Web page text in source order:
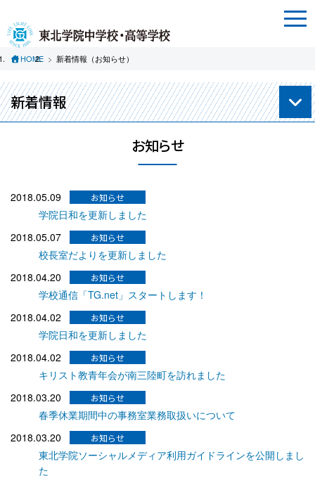
HOME 新着情報（お知らせ）
新着情報
お知らせ
2018.05.09
学院日和を更新しました
2018.05.07
校長室だよりを更新しました
2018.04.20
学校通信「TG.net」スタートします！
2018.04.02
学院日和を更新しました
2018.04.02
キリスト教青年会が南三陸町を訪れました
2018.03.20
春季休業期間中の事務室業務取扱いについて
2018.03.20
東北学院ソーシャルメディア利用ガイドラインを公開しまし
た